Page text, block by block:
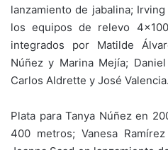
lanzamiento de jabalina;
los equipos de relevo
integrados por Matilde
Núñez y Marina Mejía;
Carlos Aldrette y José Valencia.
Plata para Tanya Núñez en
400 metros; Vanesa